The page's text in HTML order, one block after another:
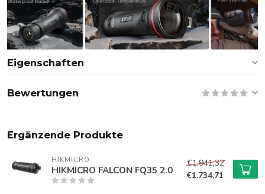
Eigenschaften
Bewertungen
Ergänzende Produkte
HIKMICRO
HIKMICRO FALCON FQ35 2.0
€1.941,32
€1.734,71